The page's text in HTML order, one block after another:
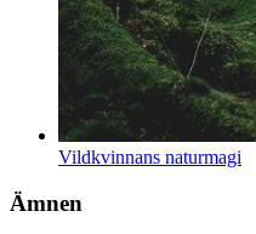
Vildkvinnans naturmagi
Ämnen